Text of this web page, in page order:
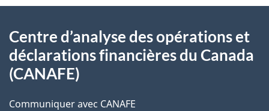
propos
de
ce
Centre d’analyse des opérations et
déclarations financières du Canada
(CANAFE)
Communiquer avec CANAFE